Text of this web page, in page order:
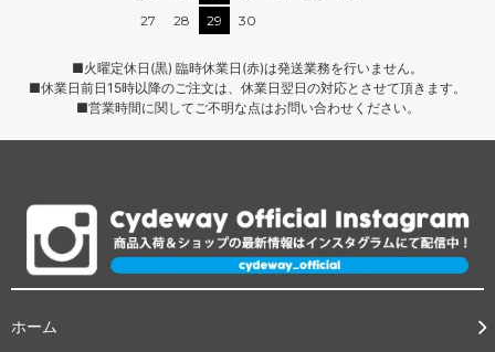
27
28 29 30
■火曜定休日(黒) 臨時休業日(赤)は発送業務を行いません。
■休業日前日15時以降のご注文は、休業日翌日の対応とさせて頂きます。
■営業時間に関してご不明な点はお問い合わせください。
ホーム